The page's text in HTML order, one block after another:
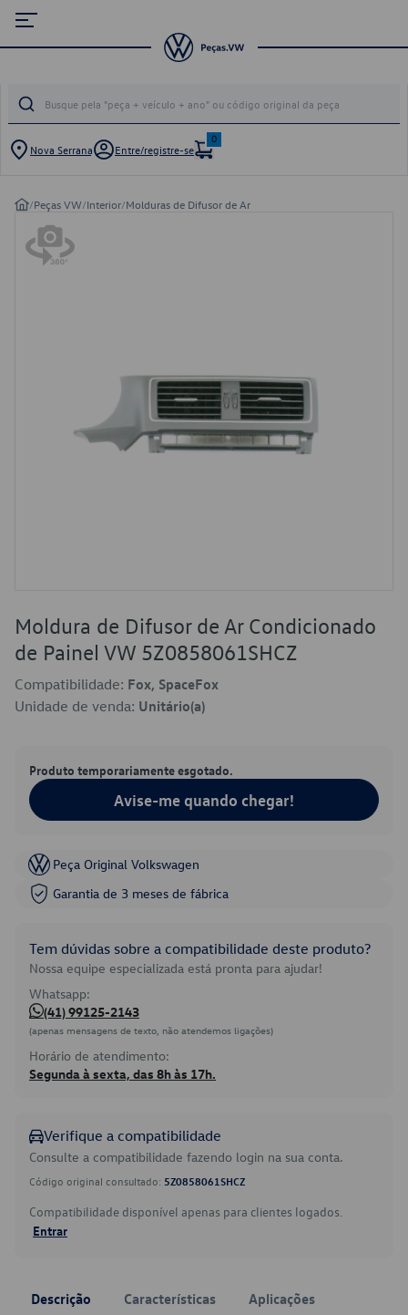
Nova Serrana Entre/registre-se
0
/Peças VW/Interior/Molduras de Difusor de Ar
Moldura de Difusor de Ar Condicionado
de Painel VW 5Z0858061SHCZ
Compatibilidade: Fox, SpaceFox
Unidade de venda: Unitário(a)
Produto temporariamente esgotado.
Avise-me quando chegar!
Peça Original Volkswagen
Garantia de 3 meses de fábrica
Tem dúvidas sobre a compatibilidade deste produto?
Nossa equipe especializada está pronta para ajudar!
Whatsapp:
(41) 99125-2143
(apenas mensagens de texto, não atendemos ligações)
Horário de atendimento:
Segunda à sexta, das 8h às 17h.
Verifique a compatibilidade
Consulte a compatibilidade fazendo login na sua conta.
Código original consultado: 5Z0858061SHCZ
Compatibilidade disponível apenas para clientes logados.
Entrar
Descrição Características Aplicações